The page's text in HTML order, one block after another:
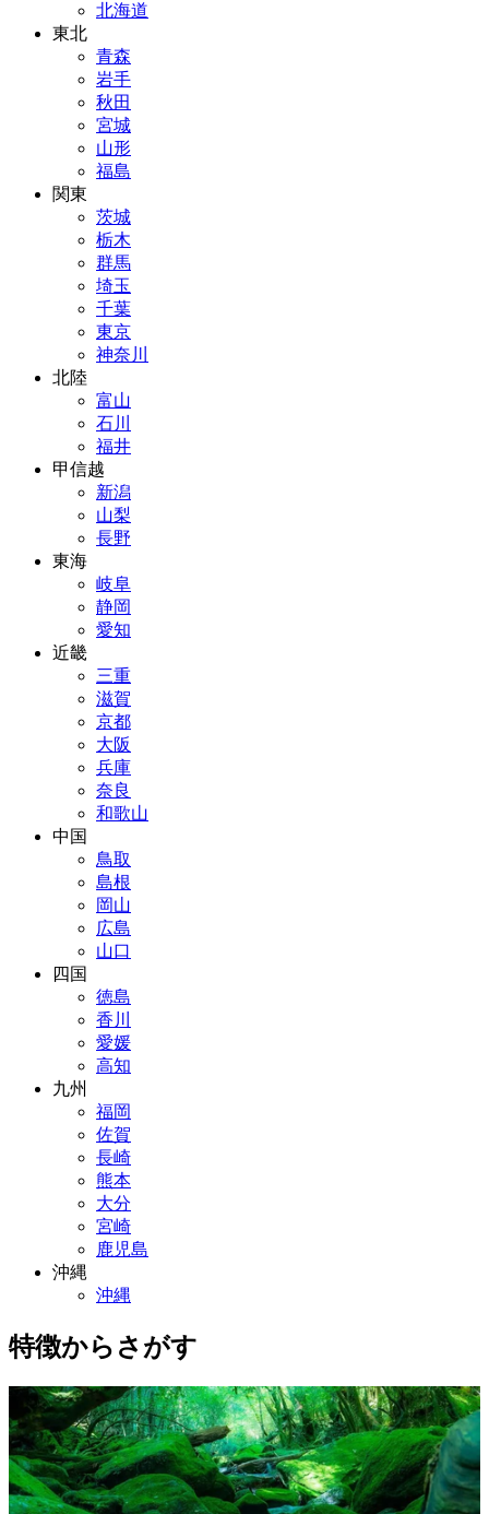
北海道
東北
青森
岩手
秋田
宮城
山形
福島
関東
茨城
栃木
群馬
埼玉
千葉
東京
神奈川
北陸
富山
石川
福井
甲信越
新潟
山梨
長野
東海
岐阜
静岡
愛知
近畿
三重
滋賀
京都
大阪
兵庫
奈良
和歌山
中国
鳥取
島根
岡山
広島
山口
四国
徳島
香川
愛媛
高知
九州
福岡
佐賀
長崎
熊本
大分
宮崎
鹿児島
沖縄
沖縄
特徴からさがす